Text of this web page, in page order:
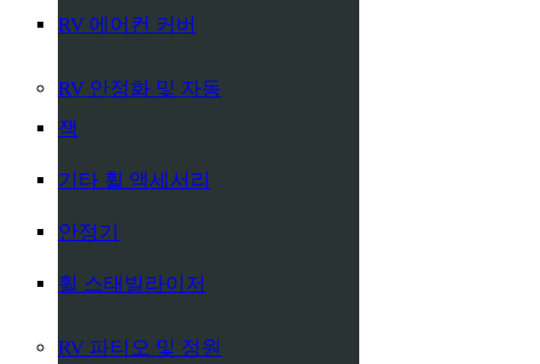
RV 에어컨 커버
RV 안정화 및 자동
잭
기타 휠 액세서리
안정기
휠 스태빌라이저
RV 파티오 및 정원